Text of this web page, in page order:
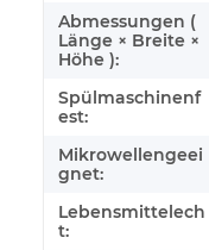
Abmessungen (
Länge × Breite ×
Höhe ):
Spülmaschinenf
est:
Mikrowellengeei
gnet:
Lebensmittelech
t: